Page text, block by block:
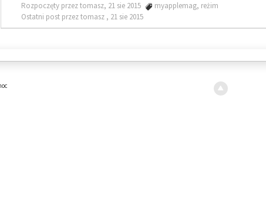
Rozpoczęty przez tomasz, 21 sie 2015
myapplemag, reżim
Ostatni post przez tomasz , 21 sie 2015